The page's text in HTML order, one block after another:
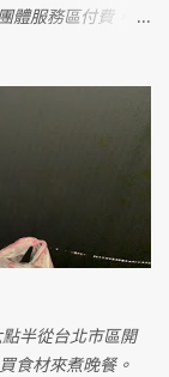
體服務區付費，會
的就在這裡，因
沒固定整個掉下
朋友們要注意。好
在最下層的底布
用，因為我們帳
～😂 風車區 滑雪
包含門票價格所
還沒營業就可以
半從台北市區開
食材來煮晚餐。